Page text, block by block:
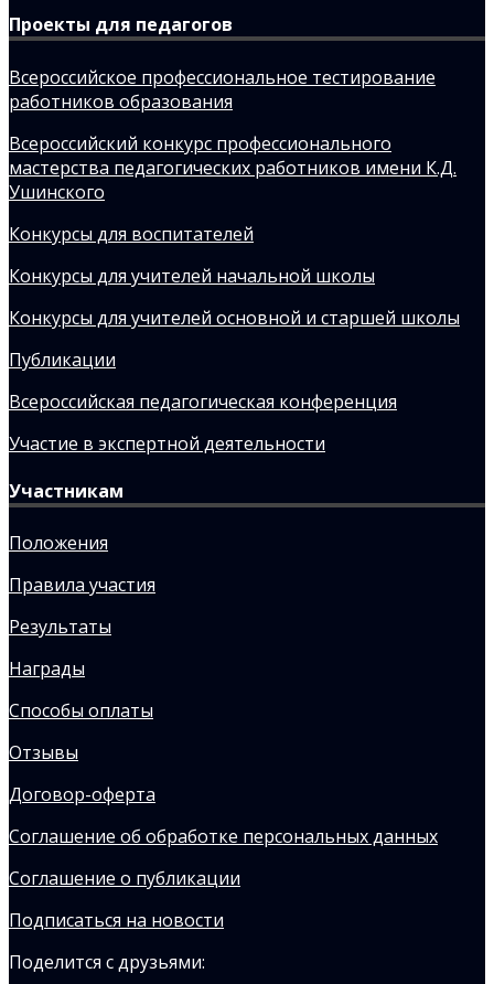
Проекты для педагогов
Всероссийское профессиональное тестирование
работников образования
Всероссийский конкурс профессионального
мастерства педагогических работников имени К.Д.
Ушинского
Конкурсы для воспитателей
Конкурсы для учителей начальной школы
Конкурсы для учителей основной и старшей школы
Публикации
Всероссийская педагогическая конференция
Участие в экспертной деятельности
Участникам
Положения
Правила участия
Результаты
Награды
Способы оплаты
Отзывы
Договор-оферта
Соглашение об обработке персональных данных
Соглашение о публикации
Подписаться на новости
Поделится с друзьями: